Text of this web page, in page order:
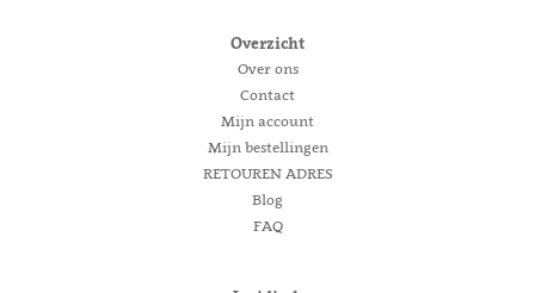
Overzicht
Over ons
Contact
Mijn account
Mijn bestellingen
RETOUREN ADRES
Blog
FAQ